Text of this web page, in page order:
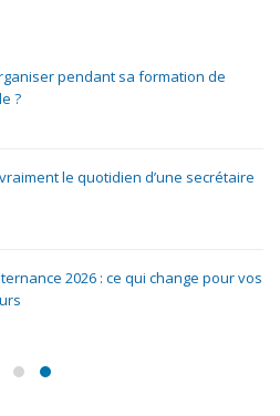
pendant sa formation de
?
le quotidien d’une secrétaire
2026 : ce qui change pour vos